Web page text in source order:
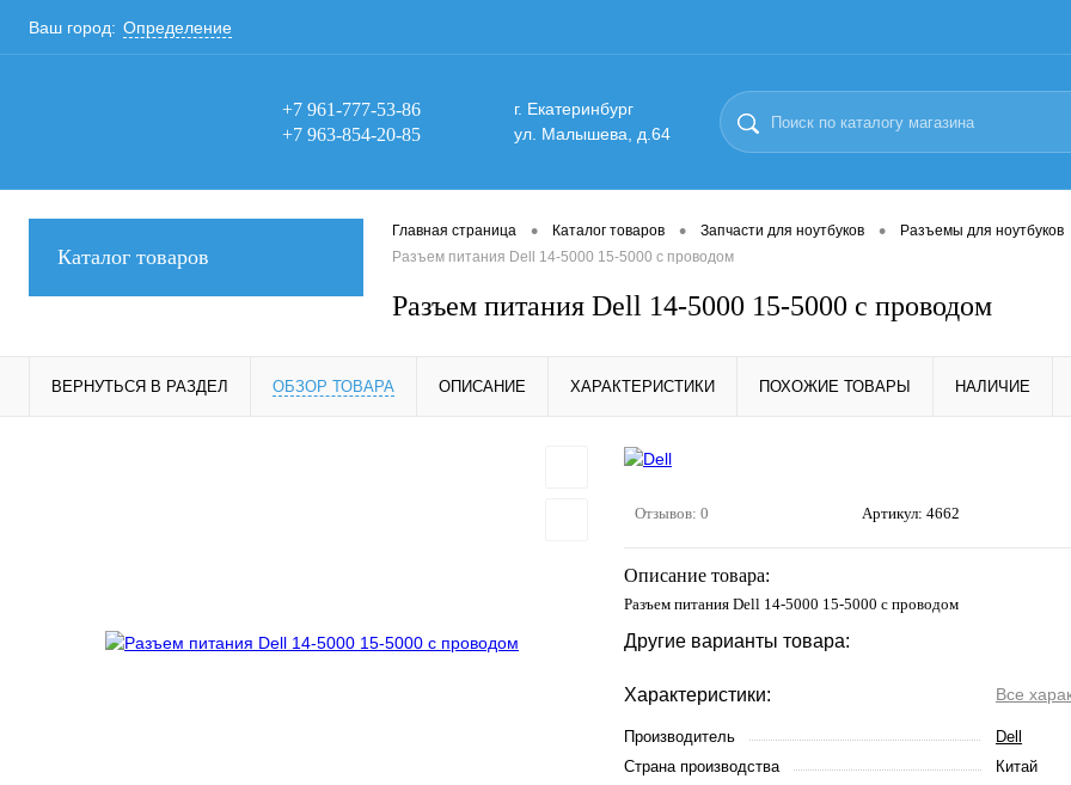
Ваш город: Определение
+7 961-777-53-86
+7 963-854-20-85
г. Екатеринбург
ул. Малышева, д.64
Каталог товаров
Главная страница • Каталог товаров • Запчасти для ноутбуков • Разъемы для ноутбуков
Разъем питания Dell 14-5000 15-5000 с проводом
Разъем питания Dell 14-5000 15-5000 с проводом
ВЕРНУТЬСЯ В РАЗДЕЛ ОБЗОР ТОВАРА ОПИСАНИЕ ХАРАКТЕРИСТИКИ ПОХОЖИЕ ТОВАРЫ НАЛИЧИЕ
Отзывов: 0 Артикул: 4662
Описание товара:
Разъем питания Dell 14-5000 15-5000 с проводом
Другие варианты товара:
Характеристики: Все
Производитель
Dell
Страна производства
Китай